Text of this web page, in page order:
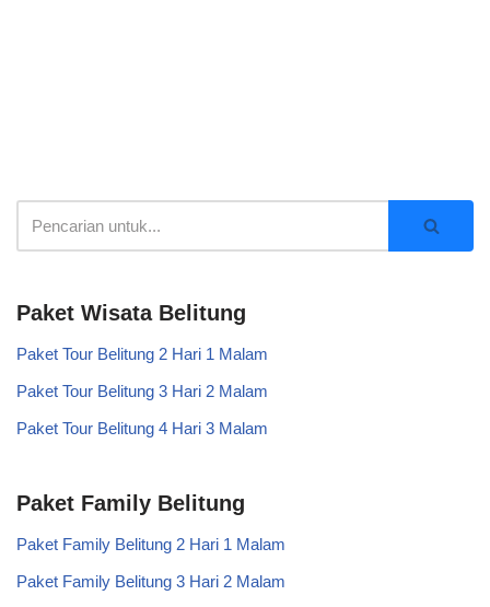
Paket Wisata Belitung
Paket Tour Belitung 2 Hari 1 Malam
Paket Tour Belitung 3 Hari 2 Malam
Paket Tour Belitung 4 Hari 3 Malam
Paket Family Belitung
Paket Family Belitung 2 Hari 1 Malam
Paket Family Belitung 3 Hari 2 Malam